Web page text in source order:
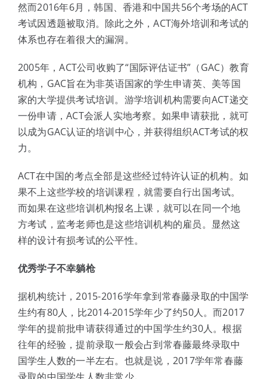
然而2016年6月，韩国、香港和中国共56个考场的ACT
考试因透题被取消。除此之外，ACT海外培训和考试的
体系也存在着很大的漏洞。
2005年，ACT公司收购了“国际评估证书”（GAC）教育
机构，GAC旨在为非英语国家的学生申请英、美等国
家的大学提供考试培训。游学培训机构需要向ACT递交
一份申请，ACT会派人实地考察。如果申请获批，就可
以成为GAC认证的培训中心，并获得组织ACT考试的权
力。
ACT在中国的考点全部是这些经过特许认证的机构。如
果不上这些学校的培训课程，就需要自行出国考试。
而如果在这些培训机构报名上课，就可以在同一个地
方考试，监考老师也是这些培训机构的雇员。显然这
样的设计有损考试的公平性。
优秀学子不幸躺枪
据机构统计，2015-2016学年拿到常春藤录取的中国学
生约有80人，比2014-2015学年少了约50人。而2017
学年的提前批申请获得通过的中国学生约30人。根据
往年的经验，提前录取一般会占到常春藤最终录取中
国学生人数的一半左右。也就是说，2017学年常春藤